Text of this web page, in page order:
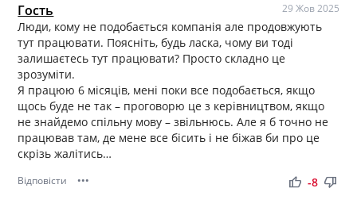
Гость 29 Жов 2025
Люди, кому не подобається компанія але продовжують
тут працювати. Поясніть, будь ласка, чому ви тоді
залишаєтесь тут працювати? Просто складно це
зрозуміти.
Я працюю 6 місяців, мені поки все подобається, якщо
щось буде не так – проговорю це з керівництвом, якщо
не знайдемо спільну мову – звільнюсь. Але я б точно не
працював там, де мене все бісить і не біжав би про це
скрізь жалітись…
Відповісти ••• thumb_up thumb_down
-8